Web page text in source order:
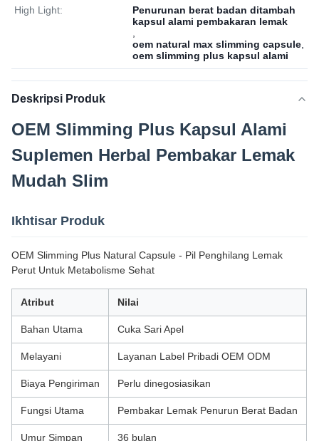
High Light:
Penurunan berat badan ditambah
kapsul alami pembakaran lemak
oem natural max slimming capsule
oem slimming plus kapsul alami
Deskripsi Produk
OEM Slimming Plus Kapsul Alami
Suplemen Herbal Pembakar Lemak
Mudah Slim
Ikhtisar Produk
OEM Slimming Plus Natural Capsule - Pil Penghilang Lemak
Perut Untuk Metabolisme Sehat
Atribut Nilai
Bahan Utama Cuka Sari Apel
Melayani Layanan Label Pribadi OEM ODM
Biaya Pengiriman Perlu dinegosiasikan
Fungsi Utama Pembakar Lemak Penurun Berat Badan
Umur Simpan 36 bulan